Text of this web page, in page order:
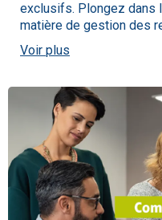
exclusifs. Plongez dans
matière de gestion des
Voir plus